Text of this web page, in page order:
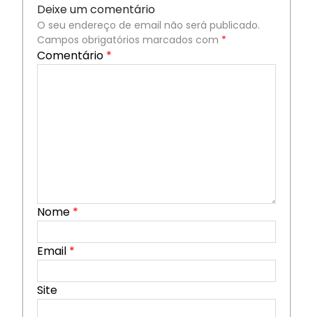
Deixe um comentário
O seu endereço de email não será publicado.
Campos obrigatórios marcados com *
Comentário *
Nome *
Email *
Site